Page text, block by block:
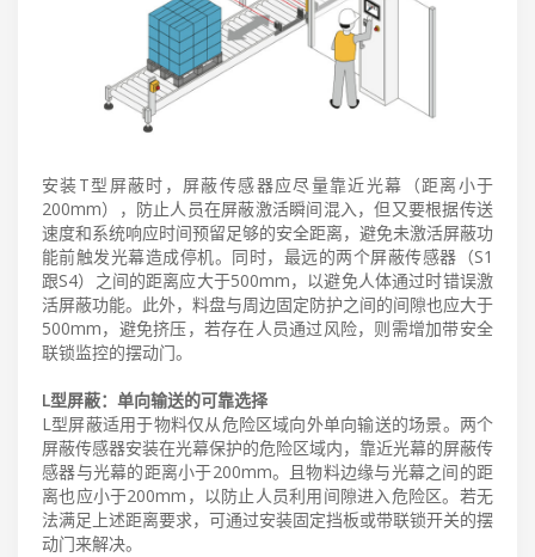
安装T型屏蔽时，屏蔽传感器应尽量靠近光幕（距离小于
200mm），防止人员在屏蔽激活瞬间混入，但又要根据传送
速度和系统响应时间预留足够的安全距离，避免未激活屏蔽功
能前触发光幕造成停机。同时，最远的两个屏蔽传感器（S1
跟S4）之间的距离应大于500mm，以避免人体通过时错误激
活屏蔽功能。此外，料盘与周边固定防护之间的间隙也应大于
500mm，避免挤压，若存在人员通过风险，则需增加带安全
联锁监控的摆动门。
L型屏蔽：单向输送的可靠选择
L型屏蔽适用于物料仅从危险区域向外单向输送的场景。两个
屏蔽传感器安装在光幕保护的危险区域内，靠近光幕的屏蔽传
感器与光幕的距离小于200mm。且物料边缘与光幕之间的距
离也应小于200mm，以防止人员利用间隙进入危险区。若无
法满足上述距离要求，可通过安装固定挡板或带联锁开关的摆
动门来解决。